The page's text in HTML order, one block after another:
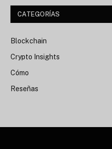
CATEGORÍAS
Blockchain
Crypto Insights
Cómo
Reseñas